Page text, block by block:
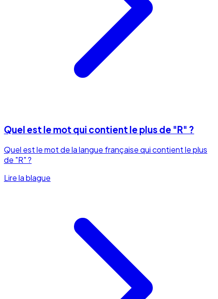
Quel est le mot qui contient le plus de "R" ?
Quel est le mot de la langue française qui contient le plus
de "R" ?
Lire la blague